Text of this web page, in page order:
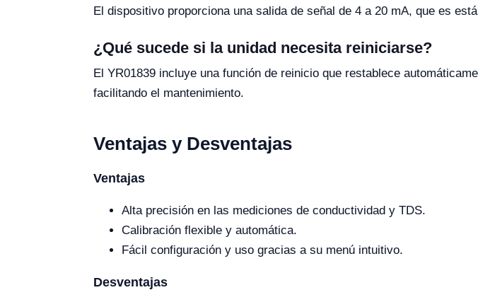
El dispositivo proporciona una salida de señal de 4 a 20 mA, que es
¿Qué sucede si la unidad necesita reiniciarse?
El YR01839 incluye una función de reinicio que restablece
facilitando el mantenimiento.
Ventajas y Desventajas
Ventajas
Alta precisión en las mediciones de conductividad y TDS.
Calibración flexible y automática.
Fácil configuración y uso gracias a su menú intuitivo.
Desventajas